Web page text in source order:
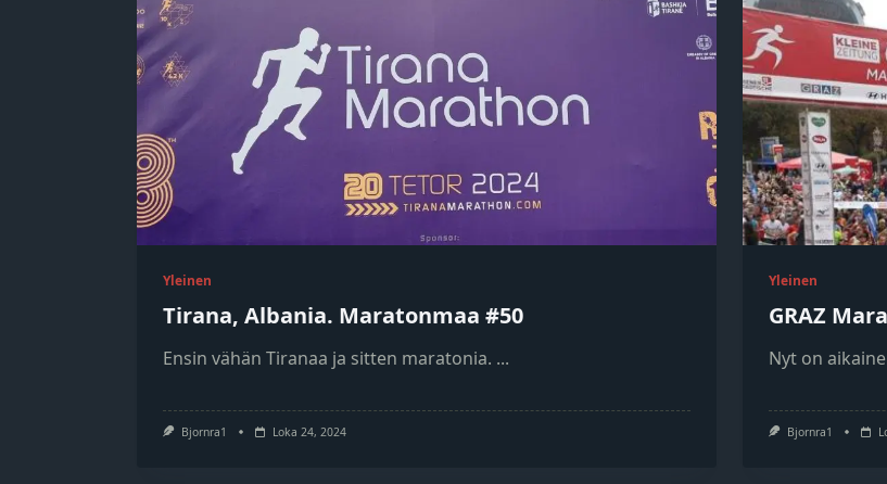
Yleinen
Tirana, Albania. Maratonmaa #50
Ensin vähän Tiranaa ja sitten maratonia. ...
Bjornra1 Loka 24, 2024
Yleinen
GRAZ
Nyt on
Bjornra1